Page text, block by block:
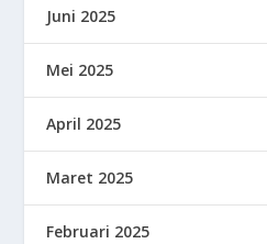
Juni 2025
Mei 2025
April 2025
Maret 2025
Februari 2025